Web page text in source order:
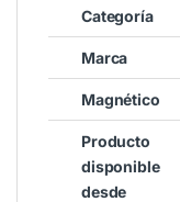
Categoría
Marca
Magnético
Producto
disponible
desde